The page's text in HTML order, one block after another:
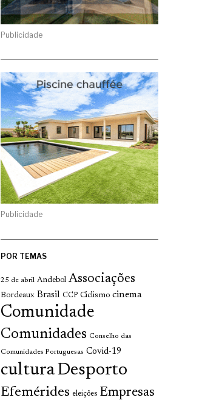
Publicidade
Publicidade
POR TEMAS
25 de abril Andebol Associações
Bordeaux Brasil CCP Ciclismo cinema
Comunidade
Comunidades Conselho das
Comunidades Portuguesas Covid-19
culturaDesporto
Efemérides eleições Empresas